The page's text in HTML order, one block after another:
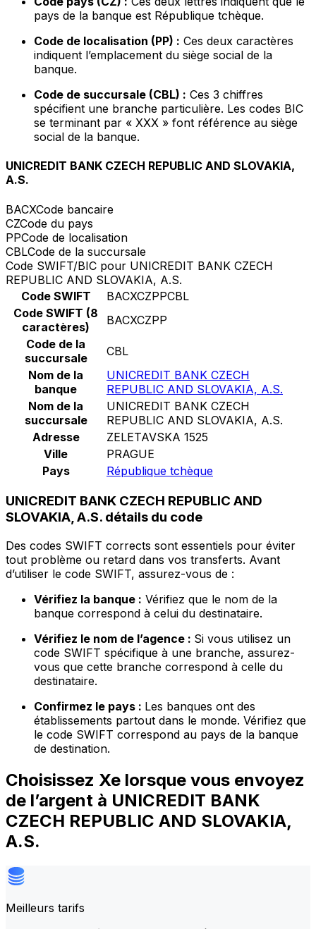
pays de la banque est République tchèque.
Code de localisation (PP) : Ces deux caractères
indiquent l’emplacement du siège social de la
banque.
Code de succursale (CBL) : Ces 3 chiffres
spécifient une branche particulière. Les codes BIC
se terminant par « XXX » font référence au siège
social de la banque.
UNICREDIT BANK CZECH REPUBLIC AND SLOVAKIA,
A.S.
BACXCode bancaire
CZCode du pays
PPCode de localisation
CBLCode de la succursale
Code SWIFT/BIC pour UNICREDIT BANK CZECH
REPUBLIC AND SLOVAKIA, A.S.
Code SWIFT
BACXCZPPCBL
Code SWIFT (8
caractères)
BACXCZPP
Code de la
succursale
CBL
Nom de la
banque
UNICREDIT BANK CZECH
REPUBLIC AND SLOVAKIA, A.S.
Nom de la
succursale
UNICREDIT BANK CZECH
REPUBLIC AND SLOVAKIA, A.S.
Adresse
ZELETAVSKA 1525
Ville
PRAGUE
Pays
République tchèque
UNICREDIT BANK CZECH REPUBLIC AND
SLOVAKIA, A.S. détails du code
Des codes SWIFT corrects sont essentiels pour éviter
tout problème ou retard dans vos transferts. Avant
d’utiliser le code SWIFT, assurez-vous de :
Vérifiez la banque : Vérifiez que le nom de la
banque correspond à celui du destinataire.
Vérifiez le nom de l’agence : Si vous utilisez un
code SWIFT spécifique à une branche, assurez-
vous que cette branche correspond à celle du
destinataire.
Confirmez le pays : Les banques ont des
établissements partout dans le monde. Vérifiez que
le code SWIFT correspond au pays de la banque
de destination.
Choisissez Xe lorsque vous envoyez
de l’argent à UNICREDIT BANK
CZECH REPUBLIC AND SLOVAKIA,
A.S.
Meilleurs tarifs